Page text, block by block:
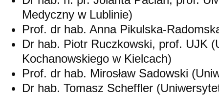
Medyczny w Lublinie)
Prof. dr hab. Anna Pikulska-
Dr hab. Piotr Ruczkowski, prof. UJK
Kochanowskiego w Kielcach)
Prof. dr hab. Mirosław Sadowski
Dr hab. Tomasz Scheffler